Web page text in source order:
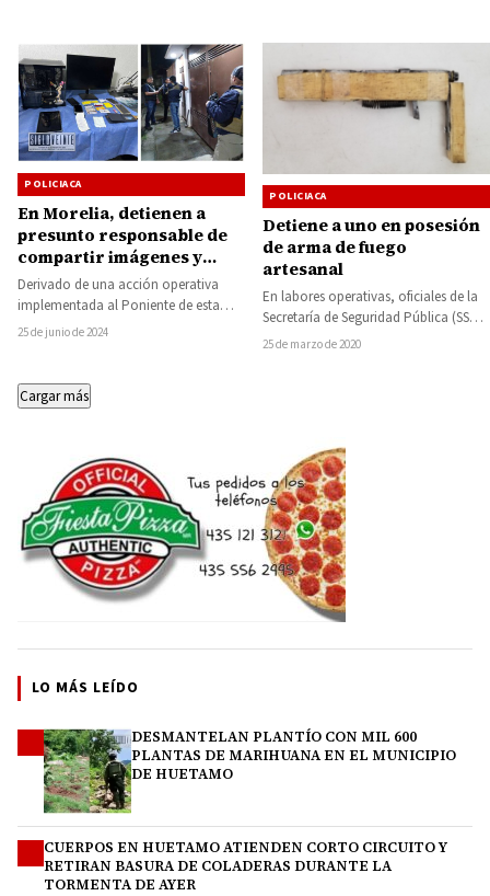
POLICIACA
En Morelia, detienen a
presunto responsable de
compartir imágenes y
videos de índole sexual de
una niña de 9 años en actos
sexuales
Derivado de una acción operativa
implementada al Poniente de esta
capital, la Fiscalía General del Estado
25 de junio de 2024
POLICIACA
Detiene a uno en posesión
de arma de fuego
artesanal
En labores operativas, oficiales de la
Secretaría de Seguridad Pública (SSP),
detuvieron a una persona del sexo
25 de marzo de 2020
Cargar más
LO MÁS LEÍDO
DESMANTELAN PLANTÍO CON MIL 600
PLANTAS DE MARIHUANA EN EL MUNICIPIO
DE HUETAMO
CUERPOS EN HUETAMO ATIENDEN CORTO CIRCUITO Y
RETIRAN BASURA DE COLADERAS DURANTE LA
TORMENTA DE AYER